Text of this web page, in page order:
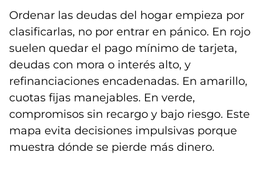
Ordenar las deudas del hogar empieza por
clasificarlas, no por entrar en pánico. En rojo
suelen quedar el pago mínimo de tarjeta,
deudas con mora o interés alto, y
refinanciaciones encadenadas. En amarillo,
cuotas fijas manejables. En verde,
compromisos sin recargo y bajo riesgo. Este
mapa evita decisiones impulsivas porque
muestra dónde se pierde más dinero.